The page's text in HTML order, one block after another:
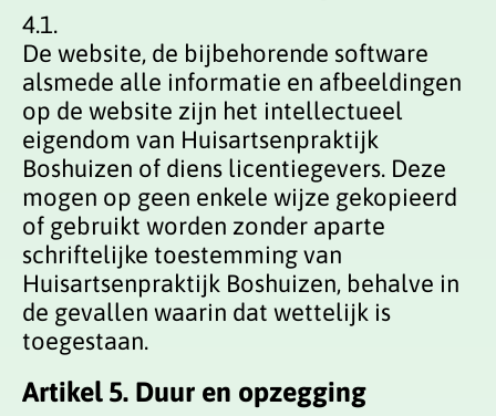
4.1.
De website, de bijbehorende software
alsmede alle informatie en afbeeldingen
op de website zijn het intellectueel
eigendom van Huisartsenpraktijk
Boshuizen of diens licentiegevers. Deze
mogen op geen enkele wijze gekopieerd
of gebruikt worden zonder aparte
schriftelijke toestemming van
Huisartsenpraktijk Boshuizen, behalve in
de gevallen waarin dat wettelijk is
toegestaan.
Artikel 5. Duur en opzegging